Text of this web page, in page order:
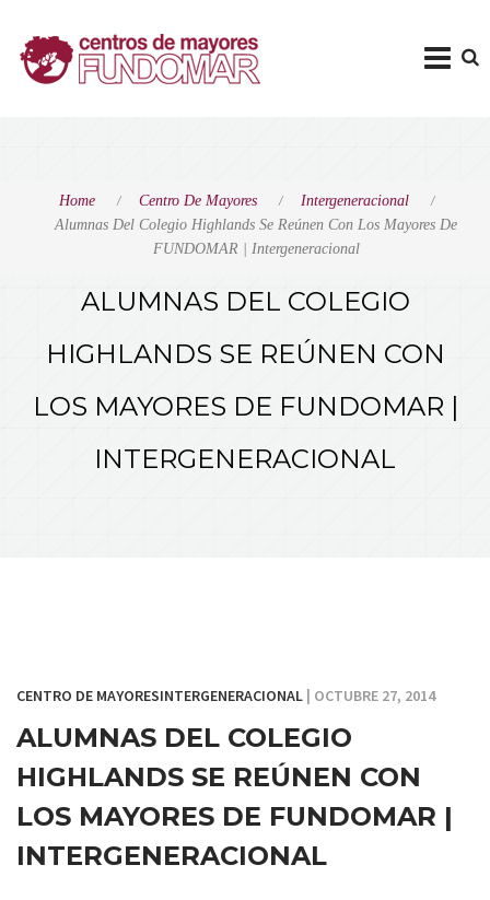
Home Centro De Mayores
Intergeneracional
Alumnas Del Colegio Highlands Se Reúnen Con Los Mayores De
FUNDOMAR | Intergeneracional
ALUMNAS DEL COLEGIO
HIGHLANDS SE REÚNEN CON
LOS MAYORES DE FUNDOMAR |
INTERGENERACIONAL
CENTRO DE MAYORESINTERGENERACIONAL | OCTUBRE 27, 2014
ALUMNAS DEL COLEGIO
HIGHLANDS SE REÚNEN CON
LOS MAYORES DE FUNDOMAR |
INTERGENERACIONAL